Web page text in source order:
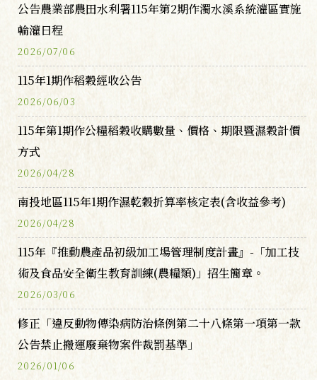
公告農業部農田水利署115年第2期作濁水溪系統灌區實施
輪灌日程
2026/07/06
115年1期作稻穀經收公告
2026/06/03
115年第1期作公糧稻穀收購數量、價格、期限暨濕穀計價
方式
2026/04/28
南投地區115年1期作濕乾穀折算率核定表(含收益參考)
2026/04/28
115年『推動農產品初級加工場管理制度計畫』-「加工技
術及食品安全衛生教育訓練(農糧類)」招生簡章。
2026/03/06
修正「違反動物傳染病防治條例第二十八條第一項第一款
公告禁止搬運廢棄物案件裁罰基準」
2026/01/06